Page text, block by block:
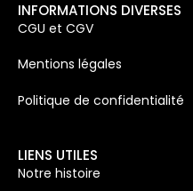
INFORMATIONS DIVERSES
CGU et CGV
Mentions légales
Politique de confidentialité
LIENS UTILES
Notre histoire